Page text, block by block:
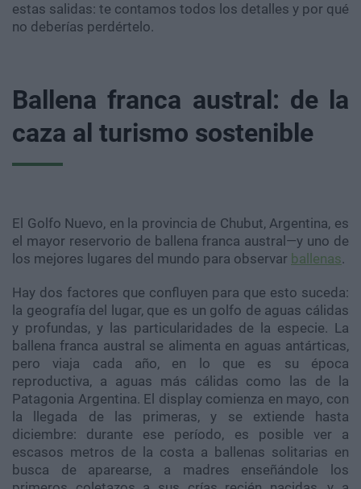
estas salidas: te contamos todos los detalles y por qué
no deberías perdértelo.
Ballena franca austral: de la
caza al turismo sostenible
El Golfo Nuevo, en la provincia de Chubut, Argentina, es
el mayor reservorio de ballena franca austral—y uno de
los mejores lugares del mundo para observar ballenas.
Hay dos factores que confluyen para que esto suceda:
la geografía del lugar, que es un golfo de aguas cálidas
y profundas, y las particularidades de la especie. La
ballena franca austral se alimenta en aguas antárticas,
pero viaja cada año, en lo que es su época
reproductiva, a aguas más cálidas como las de la
Patagonia Argentina. El display comienza en mayo, con
la llegada de las primeras, y se extiende hasta
diciembre: durante ese período, es posible ver a
escasos metros de la costa a ballenas solitarias en
busca de aparearse, a madres enseñándole los